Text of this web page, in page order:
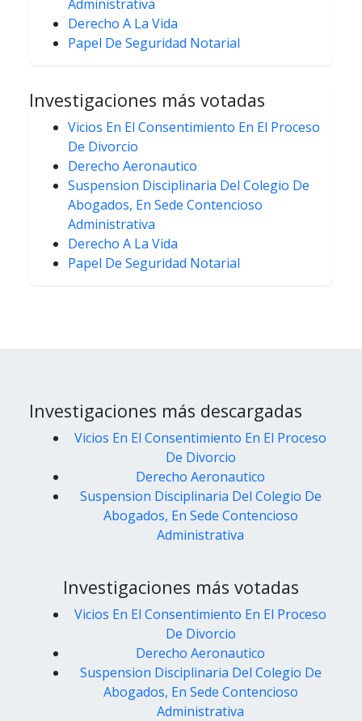
Administrativa
Derecho A La Vida
Papel De Seguridad Notarial
Investigaciones más votadas
Vicios En El Consentimiento En El Proceso
De Divorcio
Derecho Aeronautico
Suspension Disciplinaria Del Colegio De
Abogados, En Sede Contencioso
Administrativa
Derecho A La Vida
Papel De Seguridad Notarial
Investigaciones más descargadas
Vicios En El Consentimiento En El Proceso
De Divorcio
Derecho Aeronautico
Suspension Disciplinaria Del Colegio De
Abogados, En Sede Contencioso
Administrativa
Investigaciones más votadas
Vicios En El Consentimiento En El Proceso
De Divorcio
Derecho Aeronautico
Suspension Disciplinaria Del Colegio De
Abogados, En Sede Contencioso
Administrativa